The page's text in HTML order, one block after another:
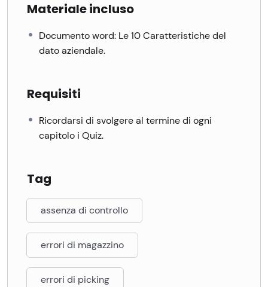
Materiale incluso
Documento word: Le 10 Caratteristiche del
dato aziendale.
Requisiti
Ricordarsi di svolgere al termine di ogni
capitolo i Quiz.
Tag
assenza di controllo
errori di magazzino
errori di picking